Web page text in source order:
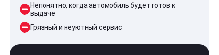
Непонятно, когда автомобиль будет готов к
выдаче
Грязный и неуютный сервис